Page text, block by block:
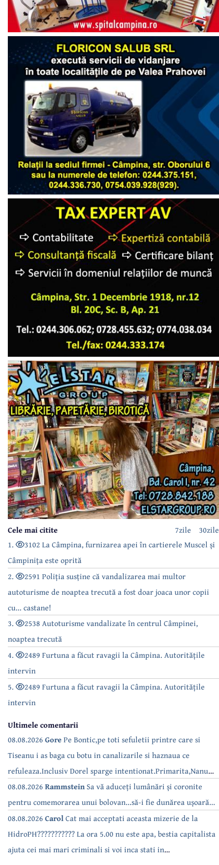
30zile
7zile
Cele mai citite
1.
3102 La Câmpina, furnizarea apei în cartierele Muscel și
Câmpinița este oprită
2.
2591 Poliția susține că vandalizarea mai multor
autoturisme de noaptea trecută a fost doar joaca unor copii
cu... castane!
3.
2538 Autoturisme vandalizate în centrul Câmpinei,
noaptea trecută
4.
2489 Furtuna a făcut ravagii la Câmpina. Autoritățile
intervin
5.
2489 Furtuna a făcut ravagii la Câmpina. Autoritățile
intervin
Ultimele comentarii
08.08.2026 GorePe Bontic,pe toti sefuletii printre care si
Tiseanu i as baga cu botu in canalizarile si haznaua ce
refuleaza.Inclusiv Dorel sparge intentionat.Primarita,Nanu
bea apa de la robinet.Asta as intreba o si pe Izabel Mitrea
08.08.2026 RammsteinSa vă aduceți lumânări și coronite
pentru comemorarea unui bolovan...să-i fie dunărea ușoară...
08.08.2026 CarolCat mai acceptati aceasta mizerie de la
HidroPH??????????? La ora 5.00 nu este apa, bestia capitalista
ajuta cei mai mari criminali si voi inca stati in